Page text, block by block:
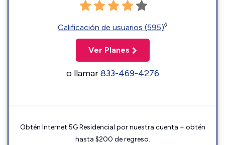
Calificación de usuarios (595)◊
Ver Planes
o llamar833-469-4276
Obtén Internet 5G Residencial por nuestra cuenta + obtén
hasta $200 de regreso.